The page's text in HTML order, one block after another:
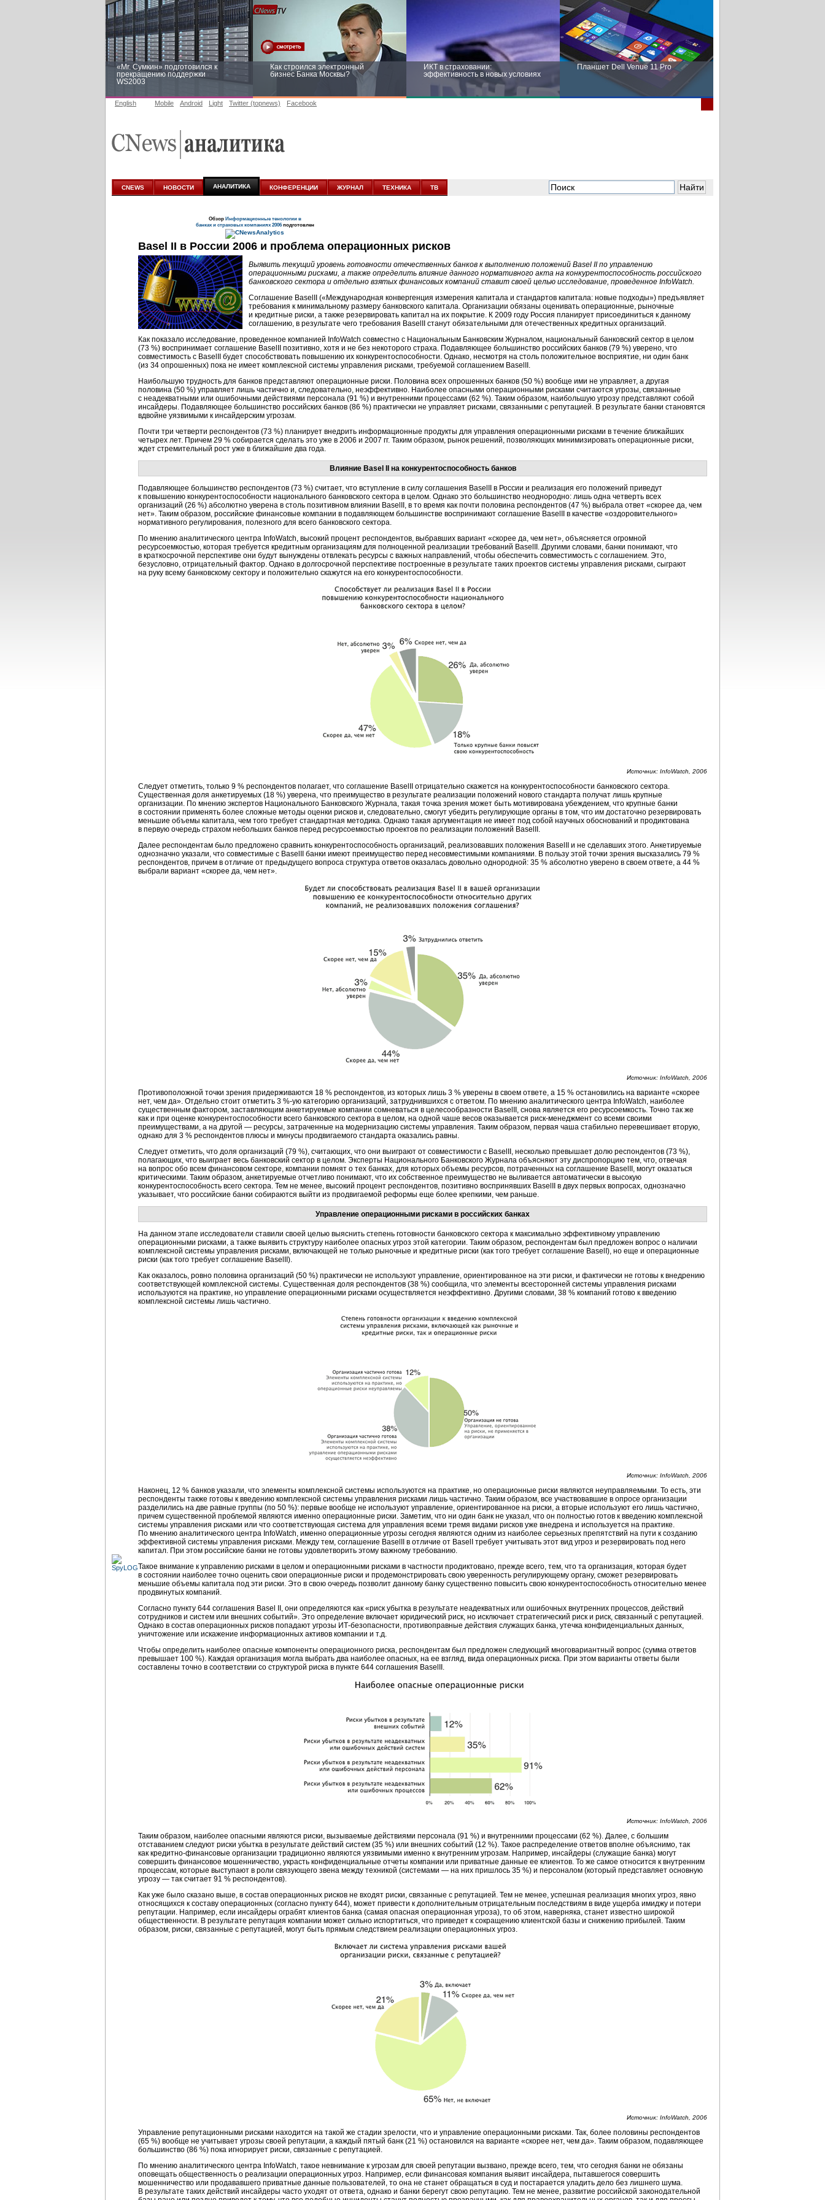
«Mr. Сумкин» подготовился к
прекращению поддержки
WS2003
Как строился электронный
бизнес Банка Москвы?
ИКТ в страховании:
эффективность в новых условиях
Планшет Dell Venue 11 Pro
аналитике
новых условиях
English Mobile Android Light Twitter (topnews) Facebook
CNEWS НОВОСТИ АНАЛИТИКА КОНФЕРЕНЦИИ ЖУРНАЛ ТЕХНИКА ТВ
Обзор Информационные тенологии в
банках и страховых компаниях 2006подготовлен
Basel II в России 2006 и проблема операционных рисков
Выявить текущий уровень готовности отечественных банков к выполнению положений Basel II по управлению
операционными рисками, а также определить влияние данного нормативного акта на конкурентоспособность российского
банковского сектора и отдельно взятых финансовых компаний ставит своей целью исследование, проведенное InfoWatch.
Соглашение BaselII («Международная конвергенция измерения капитала и стандартов капитала: новые подходы») предъявляет
требования к минимальному размеру банковского капитала. Организации обязаны оценивать операционные, рыночные
и кредитные риски, а также резервировать капитал на их покрытие. К 2009 году Россия планирует присоединиться к данному
соглашению, в результате чего требования BaselII станут обязательными для отечественных кредитных организаций.
Как показало исследование, проведенное компанией InfoWatch совместно с Национальным Банковским Журналом, национальный банковский сектор в целом
(73 %) воспринимает соглашение BaselII позитивно, хотя и не без некоторого страха. Подавляющее большинство российских банков (79 %) уверено, что
совместимость с BaselII будет способствовать повышению их конкурентоспособности. Однако, несмотря на столь положительное восприятие, ни один банк
(из 34 опрошенных) пока не имеет комплексной системы управления рисками, требуемой соглашением BaselII.
Наибольшую трудность для банков представляют операционные риски. Половина всех опрошенных банков (50 %) вообще ими не управляет, а другая
половина (50 %) управляет лишь частично и, следовательно, неэффективно. Наиболее опасными операционными рисками считаются угрозы, связанные
с неадекватными или ошибочными действиями персонала (91 %) и внутренними процессами (62 %). Таким образом, наибольшую угрозу представляют собой
инсайдеры. Подавляющее большинство российских банков (86 %) практически не управляет рисками, связанными с репутацией. В результате банки становятся
вдвойне уязвимыми к инсайдерским угрозам.
Почти три четверти респондентов (73 %) планирует внедрить информационные продукты для управления операционными рисками в течение ближайших
четырех лет. Причем 29 % собирается сделать это уже в 2006 и 2007 гг. Таким образом, рынок решений, позволяющих минимизировать операционные риски,
ждет стремительный рост уже в ближайшие два года.
Влияние Basel II на конкурентоспособность банков
Подавляющее большинство респондентов (73 %) считает, что вступление в силу соглашения BaselII в России и реализация его положений приведут
к повышению конкурентоспособности национального банковского сектора в целом. Однако это большинство неоднородно: лишь одна четверть всех
организаций (26 %) абсолютно уверена в столь позитивном влиянии BaselII, в то время как почти половина респондентов (47 %) выбрала ответ «скорее да, чем
нет». Таким образом, российские финансовые компании в подавляющем большинстве воспринимают соглашение BaselII в качестве «оздоровительного»
нормативного регулирования, полезного для всего банковского сектора.
По мнению аналитического центра InfoWatch, высокий процент респондентов, выбравших вариант «скорее да, чем нет», объясняется огромной
ресурсоемкостью, которая требуется кредитным организациям для полноценной реализации требований BaselII. Другими словами, банки понимают, что
в краткосрочной перспективе они будут вынуждены отвлекать ресурсы с важных направлений, чтобы обеспечить совместимость с соглашением. Это,
безусловно, отрицательный фактор. Однако в долгосрочной перспективе построенные в результате таких проектов системы управления рисками, сыграют
на руку всему банковскому сектору и положительно скажутся на его конкурентоспособности.
Источник: InfoWatch, 2006
Следует отметить, только 9 % респондентов полагает, что соглашение BaselII отрицательно скажется на конкурентоспособности банковского сектора.
Существенная доля анкетируемых (18 %) уверена, что преимущество в результате реализации положений нового стандарта получат лишь крупные
организации. По мнению экспертов Национального Банковского Журнала, такая точка зрения может быть мотивирована убеждением, что крупные банки
в состоянии применять более сложные методы оценки рисков и, следовательно, смогут убедить регулирующие органы в том, что им достаточно резервировать
меньшие объемы капитала, чем того требует стандартная методика. Однако такая аргументация не имеет под собой научных обоснований и продиктована
в первую очередь страхом небольших банков перед ресурсоемкостью проектов по реализации положений BaselII.
Далее респондентам было предложено сравнить конкурентоспособность организаций, реализовавших положения BaselII и не сделавших этого. Анкетируемые
однозначно указали, что совместимые с BaselII банки имеют преимущество перед несовместимыми компаниями. В пользу этой точки зрения высказались 79 %
респондентов, причем в отличие от предыдущего вопроса структура ответов оказалась довольно однородной: 35 % абсолютно уверено в своем ответе, а 44 %
выбрали вариант «скорее да, чем нет».
Источник: InfoWatch, 2006
Противоположной точки зрения придерживаются 18 % респондентов, из которых лишь 3 % уверены в своем ответе, а 15 % остановились на варианте «скорее
нет, чем да». Отдельно стоит отметить 3 %-ую категорию организаций, затруднившихся с ответом. По мнению аналитического центра InfoWatch, наиболее
существенным фактором, заставляющим анкетируемые компании сомневаться в целесообразности BaselII, снова является его ресурсоемкость. Точно так же
как и при оценке конкурентоспособности всего банковского сектора в целом, на одной чаше весов оказывается риск-менеджмент со всеми своими
преимуществами, а на другой — ресурсы, затраченные на модернизацию системы управления. Таким образом, первая чаша стабильно перевешивает вторую,
однако для 3 % респондентов плюсы и минусы продвигаемого стандарта оказались равны.
Следует отметить, что доля организаций (79 %), считающих, что они выиграют от совместимости с BaselII, несколько превышает долю респондентов (73 %),
полагающих, что выиграет весь банковский сектор в целом. Эксперты Национального Банковского Журнала объясняют эту диспропорцию тем, что, отвечая
на вопрос обо всем финансовом секторе, компании помнят о тех банках, для которых объемы ресурсов, потраченных на соглашение BaselII, могут оказаться
критическими. Таким образом, анкетируемые отчетливо понимают, что их собственное преимущество не выливается автоматически в высокую
конкурентоспособность всего сектора. Тем не менее, высокий процент респондентов, позитивно воспринявших BaselII в двух первых вопросах, однозначно
указывает, что российские банки собираются выйти из продвигаемой реформы еще более крепкими, чем раньше.
Управление операционными рисками в российских банках
На данном этапе исследователи ставили своей целью выяснить степень готовности банковского сектора к максимально эффективному управлению
операционными рисками, а также выявить структуру наиболее опасных угроз этой категории. Таким образом, респондентам был предложен вопрос о наличии
комплексной системы управления рисками, включающей не только рыночные и кредитные риски (как того требует соглашение BaselI), но еще и операционные
риски (как того требует соглашение BaselII).
Как оказалось, ровно половина организаций (50 %) практически не используют управление, ориентированное на эти риски, и фактически не готовы к внедрению
соответствующей комплексной системы. Существенная доля респондентов (38 %) сообщила, что элементы всесторонней системы управления рисками
используются на практике, но управление операционными рисками осуществляется неэффективно. Другими словами, 38 % компаний готово к введению
комплексной системы лишь частично.
Источник: InfoWatch, 2006
Наконец, 12 % банков указали, что элементы комплексной системы используются на практике, но операционные риски являются неуправляемыми. То есть, эти
респонденты также готовы к введению комплексной системы управления рисками лишь частично. Таким образом, все участвовавшие в опросе организации
разделились на две равные группы (по 50 %): первые вообще не используют управление, ориентированное на риски, а вторые используют его лишь частично,
причем существенной проблемой являются именно операционные риски. Заметим, что ни один банк не указал, что он полностью готов к введению комплексной
системы управления рисками или что соответствующая система для управления всеми тремя видами рисков уже внедрена и используется на практике.
По мнению аналитического центра InfoWatch, именно операционные угрозы сегодня являются одним из наиболее серьезных препятствий на пути к созданию
эффективной системы управления рисками. Между тем, соглашение BaselII в отличие от BaselI требует учитывать этот вид угроз и резервировать под него
капитал. При этом российские банки не готовы удовлетворить этому важному требованию.
Такое внимание к управлению рисками в целом и операционными рисками в частности продиктовано, прежде всего, тем, что та организация, которая будет
в состоянии наиболее точно оценить свои операционные риски и продемонстрировать свою уверенность регулирующему органу, сможет резервировать
меньшие объемы капитала под эти риски. Это в свою очередь позволит данному банку существенно повысить свою конкурентоспособность относительно менее
продвинутых компаний.
Согласно пункту 644 соглашения Basel II, они определяются как «риск убытка в результате неадекватных или ошибочных внутренних процессов, действий
сотрудников и систем или внешних событий». Это определение включает юридический риск, но исключает стратегический риск и риск, связанный с репутацией.
Однако в состав операционных рисков попадают угрозы ИТ-безопасности, противоправные действия служащих банка, утечка конфиденциальных данных,
уничтожение или искажение информационных активов компании и т.д.
Чтобы определить наиболее опасные компоненты операционного риска, респондентам был предложен следующий многовариантный вопрос (сумма ответов
превышает 100 %). Каждая организация могла выбрать два наиболее опасных, на ее взгляд, вида операционных риска. При этом варианты ответы были
составлены точно в соответствии со структурой риска в пункте 644 соглашения BaselII.
Источник: InfoWatch, 2006
Таким образом, наиболее опасными являются риски, вызываемые действиями персонала (91 %) и внутренними процессами (62 %). Далее, с большим
отставанием следуют риски убытка в результате действий систем (35 %) или внешних событий (12 %). Такое распределение ответов вполне объяснимо, так
как кредитно-финансовые организации традиционно являются уязвимыми именно к внутренним угрозам. Например, инсайдеры (служащие банка) могут
совершить финансовое мошенничество, украсть конфиденциальные отчеты компании или приватные данные ее клиентов. То же самое относится к внутренним
процессам, которые выступают в роли связующего звена между техникой (системами — на них пришлось 35 %) и персоналом (который представляет основную
угрозу — так считает 91 % респондентов).
Как уже было сказано выше, в состав операционных рисков не входят риски, связанные с репутацией. Тем не менее, успешная реализация многих угроз, явно
относящихся к составу операционных (согласно пункту 644), может привести к дополнительным отрицательным последствиям в виде ущерба имиджу и потери
репутации. Например, если инсайдеры ограбят клиентов банка (самая опасная операционная угроза), то об этом, наверняка, станет известно широкой
общественности. В результате репутация компании может сильно испортиться, что приведет к сокращению клиентской базы и снижению прибылей. Таким
образом, риски, связанные с репутацией, могут быть прямым следствием реализации операционных угроз.
Источник: InfoWatch, 2006
Управление репутационными рисками находится на такой же стадии зрелости, что и управление операционными рисками. Так, более половины респондентов
(65 %) вообще не учитывает угрозы своей репутации, а каждый пятый банк (21 %) остановился на варианте «скорее нет, чем да». Таким образом, подавляющее
большинство (86 %) пока игнорирует риски, связанные с репутацией.
По мнению аналитического центра InfoWatch, такое невнимание к угрозам для своей репутации вызвано, прежде всего, тем, что сегодня банки не обязаны
оповещать общественность о реализации операционных угроз. Например, если финансовая компания выявит инсайдера, пытавшегося совершить
мошенничество или продававшего приватные данные пользователей, то она не станет обращаться в суд и постарается уладить дело без лишнего шума.
В результате таких действий инсайдеры часто уходят от ответа, однако и банки берегут свою репутацию. Тем не менее, развитие российской законодательной